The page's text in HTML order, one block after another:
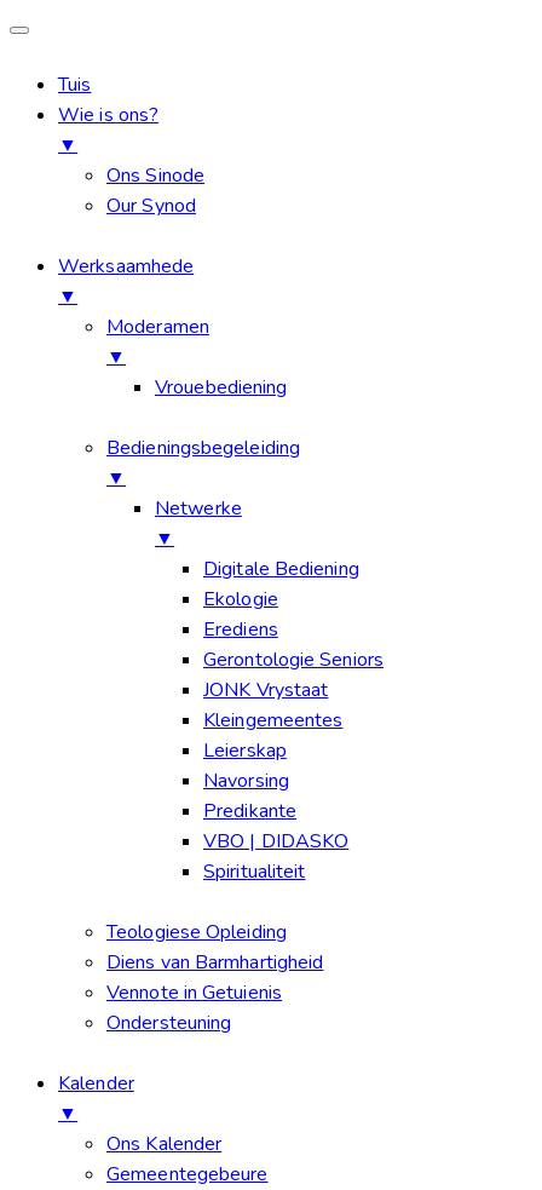
Tuis
Wie is ons?
▼
Ons Sinode
Our Synod
Werksaamhede
▼
Moderamen
▼
Vrouebediening
Bedieningsbegeleiding
▼
Netwerke
▼
Digitale Bediening
Ekologie
Erediens
Gerontologie Seniors
JONK Vrystaat
Kleingemeentes
Leierskap
Navorsing
Predikante
VBO | DIDASKO
Spiritualiteit
Teologiese Opleiding
Diens van Barmhartigheid
Vennote in Getuienis
Ondersteuning
Kalender
▼
Ons Kalender
Gemeentegebeure